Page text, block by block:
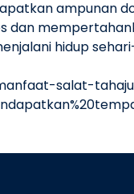
ampunan
dan
hidup
salat-